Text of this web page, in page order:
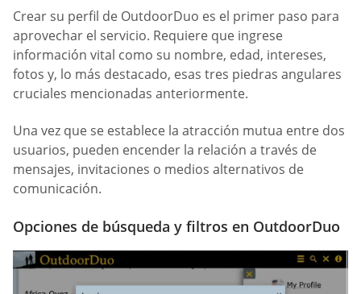
Crear su perfil de OutdoorDuo es el primer paso para
aprovechar el servicio. Requiere que ingrese
información vital como su nombre, edad, intereses,
fotos y, lo más destacado, esas tres piedras angulares
cruciales mencionadas anteriormente.
Una vez que se establece la atracción mutua entre dos
usuarios, pueden encender la relación a través de
mensajes, invitaciones o medios alternativos de
comunicación.
Opciones de búsqueda y filtros en OutdoorDuo